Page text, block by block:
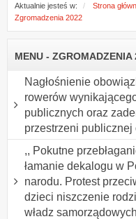
Aktualnie jesteś w: Strona
Zgromadzenia 2022
MENU - ZGROMADZENIA
Nagłośnienie
rowerów
publicznych oraz
przestrzeni
,, Pokutne
łamanie dekalogu w
narodu. Protest
dzieci niszczenie
władz